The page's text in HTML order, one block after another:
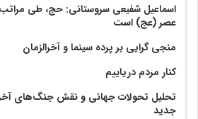
اسماعیل شفیعی سروستانی: حج، طی
عصر (عج) است
منجی گرایی بر پرده سینما و آخرالزمان
کنار مردم دریاییم
تحلیل تحولات جهانی و نقش جنگ‌های
جدید